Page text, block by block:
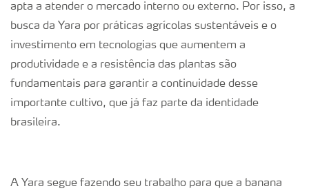
apta a atender o mercado interno ou externo. Por isso, a
busca da Yara por práticas agrícolas sustentáveis e o
investimento em tecnologias que aumentem a
produtividade e a resistência das plantas são
fundamentais para garantir a continuidade desse
importante cultivo, que já faz parte da identidade
brasileira.
A Yara segue fazendo seu trabalho para que a banana